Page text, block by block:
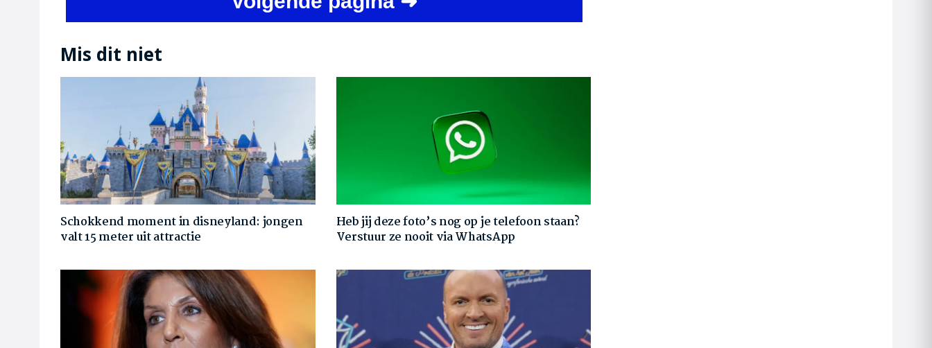
Mis dit niet
Schokkend moment in disneyland: jongen
valt 15 meter uit attractie
Heb jij deze foto’s nog op je telefoon staan?
Verstuur ze nooit via WhatsApp